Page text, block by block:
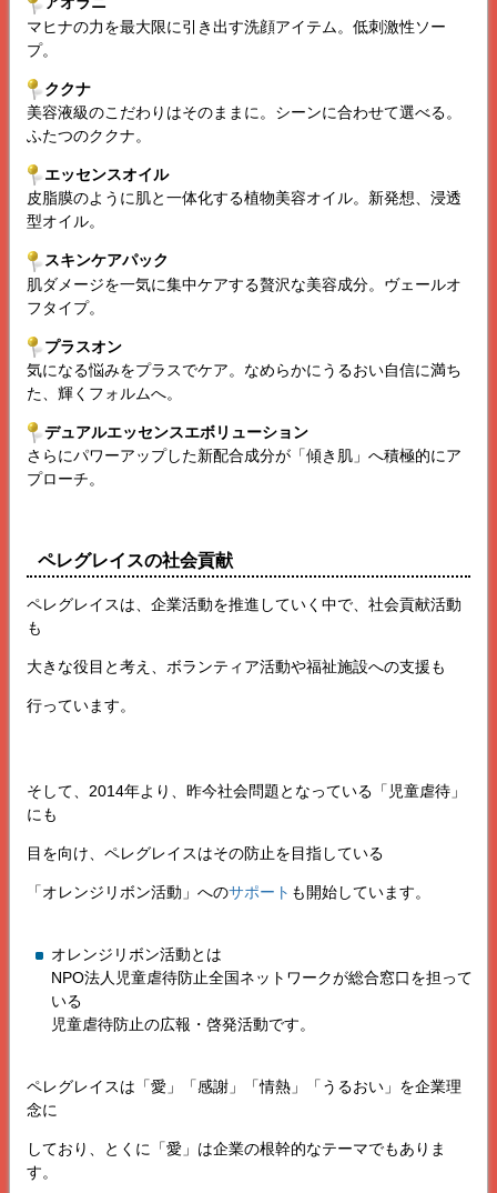
マヒナの力を最大限に引き出す洗顔アイテム。低刺激性ソー
プ。
ククナ
美容液級のこだわりはそのままに。シーンに合わせて選べる。
ふたつのククナ。
エッセンスオイル
皮脂膜のように肌と一体化する植物美容オイル。新発想、浸透
型オイル。
スキンケアパック
肌ダメージを一気に集中ケアする贅沢な美容成分。ヴェールオ
フタイプ。
プラスオン
気になる悩みをプラスでケア。なめらかにうるおい自信に満ち
た、輝くフォルムへ。
デュアルエッセンスエボリューション
さらにパワーアップした新配合成分が「傾き肌」へ積極的にア
プローチ。
ペレグレイスの社会貢献
ペレグレイスは、企業活動を推進していく中で、社会貢献活動
も
大きな役目と考え、ボランティア活動や福祉施設への支援も
行っています。
そして、2014年より、昨今社会問題となっている「児童虐待」
にも
目を向け、 ペレグレイスはその防止を目指している
「オレンジリボン活動」へのサポート も開始しています。
オレンジリボン活動とは
NPO法人児童虐待防止全国ネットワークが総合窓口を担って
いる
児童虐待防止の広報・啓発活動です。
ペレグレイスは「愛」「感謝」「情熱」「うるおい」を企業理
念に
しており、とくに「愛」は企業の根幹的なテーマでもありま
す。